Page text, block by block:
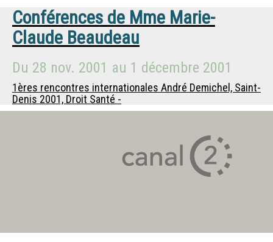
Conférences de Mme Marie-
Claude Beaudeau
Du 28 nov. 2001 au 1 décembre 2001
1ères rencontres internationales André Demichel, Saint-
Denis 2001, Droit Santé -